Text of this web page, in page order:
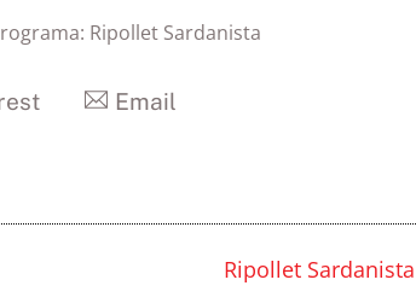
Ripollet Sardanista
Email
Ripollet